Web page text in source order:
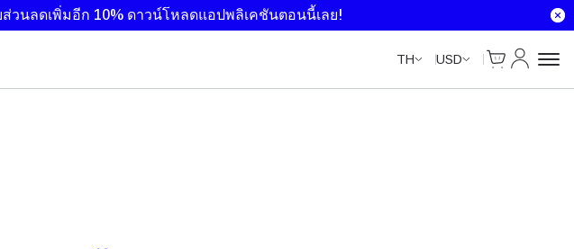
วนลดเพิ่มอีก 10% ดาวน์โหลดแอปพลิเคชันตอนนี้เลย!
TH USD
ตะกร้าสินค้า
บัญชีของ